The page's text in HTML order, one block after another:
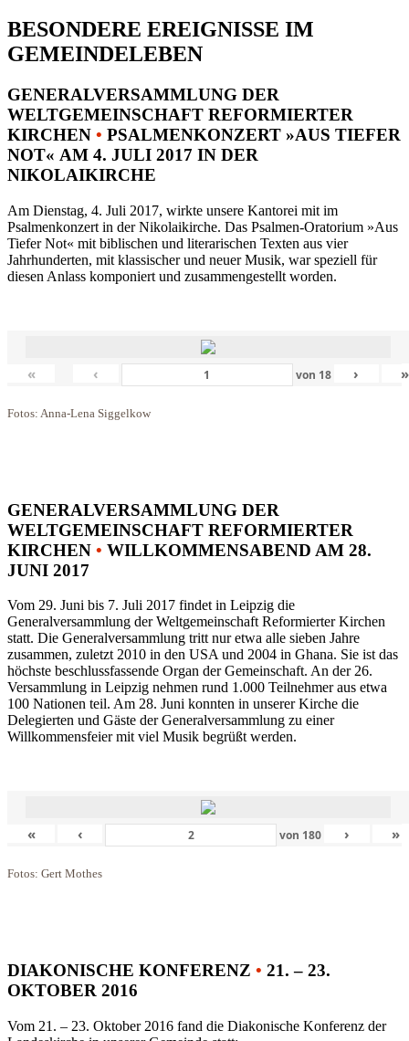
BESONDERE EREIGNISSE IM
GEMEINDELEBEN
GENERALVERSAMMLUNG DER
WELTGEMEINSCHAFT REFORMIERTER
KIRCHEN • PSALMENKONZERT »AUS TIEFER
NOT« AM 4. JULI 2017 IN DER
NIKOLAIKIRCHE
Am Dienstag, 4. Juli 2017, wirkte unsere Kantorei mit im
Psalmenkonzert in der Nikolaikirche. Das Psalmen-Oratorium »Aus
Tiefer Not« mit biblischen und literarischen Texten aus vier
Jahrhunderten, mit klassischer und neuer Musik, war speziell für
diesen Anlass komponiert und zusammengestellt worden.
« ‹ von 18 › »
Fotos: Anna-Lena Siggelkow
GENERALVERSAMMLUNG DER
WELTGEMEINSCHAFT REFORMIERTER
KIRCHEN • WILLKOMMENSABEND AM 28.
JUNI 2017
Vom 29. Juni bis 7. Juli 2017 findet in Leipzig die
Generalversammlung der Weltgemeinschaft Reformierter Kirchen
statt. Die Generalversammlung tritt nur etwa alle sieben Jahre
zusammen, zuletzt 2010 in den USA und 2004 in Ghana. Sie ist das
höchste beschlussfassende Organ der Gemeinschaft. An der 26.
Versammlung in Leipzig nehmen rund 1.000 Teilnehmer aus etwa
100 Nationen teil. Am 28. Juni konnten in unserer Kirche die
Delegierten und Gäste der Generalversammlung zu einer
Willkommensfeier mit viel Musik begrüßt werden.
« ‹ von 180 › »
Fotos: Gert Mothes
DIAKONISCHE KONFERENZ • 21. – 23.
OKTOBER 2016
Vom 21. – 23. Oktober 2016 fand die Diakonische Konferenz der